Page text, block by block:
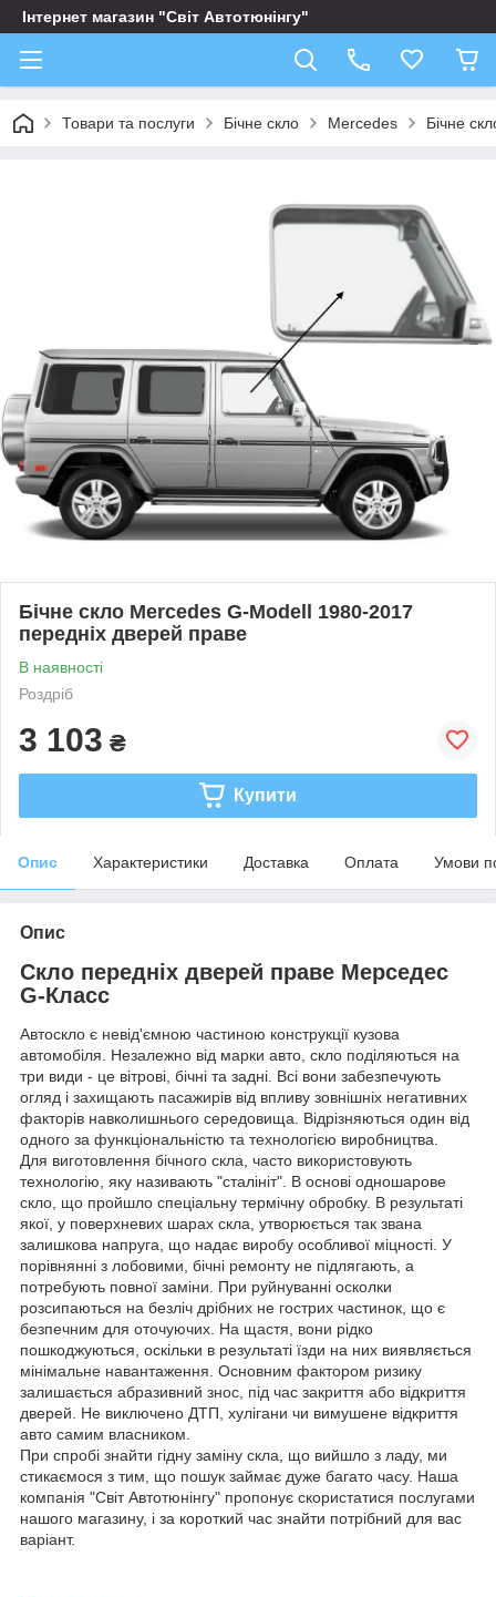
Інтернет магазин "Світ Автотюнінгу"
Товари та послуги Бічне скло Mercedes Бічне
Бічне скло Mercedes G-Modell 1980-2017
передніх дверей праве
В наявності
Роздріб
3 103 ₴
Купити
Опис Характеристики Доставка Оплата Умови
Опис
Скло передніх дверей праве Мерседес
G-Класс
Автоскло є невід'ємною частиною конструкції кузова
автомобіля. Незалежно від марки авто, скло поділяються на
три види - це вітрові, бічні та задні. Всі вони забезпечують
огляд і захищають пасажирів від впливу зовнішніх негативних
факторів навколишнього середовища. Відрізняються один від
одного за функціональністю та технологією виробництва.
Для виготовлення бічного скла, часто використовують
технологію, яку називають "сталініт". В основі одношарове
скло, що пройшло спеціальну термічну обробку. В результаті
якої, у поверхневих шарах скла, утворюється так звана
залишкова напруга, що надає виробу особливої міцності. У
порівнянні з лобовими, бічні ремонту не підлягають, а
потребують повної заміни. При руйнуванні осколки
розсипаються на безліч дрібних не гострих частинок, що є
безпечним для оточуючих. На щастя, вони рідко
пошкоджуються, оскільки в результаті їзди на них виявляється
мінімальне навантаження. Основним фактором ризику
залишається абразивний знос, під час закриття або відкриття
дверей. Не виключено ДТП, хулігани чи вимушене відкриття
авто самим власником.
При спробі знайти гідну заміну скла, що вийшло з ладу, ми
стикаємося з тим, що пошук займає дуже багато часу. Наша
компанія "Світ Автотюнінгу" пропонує скористатися послугами
нашого магазину, і за короткий час знайти потрібний для вас
варіант.